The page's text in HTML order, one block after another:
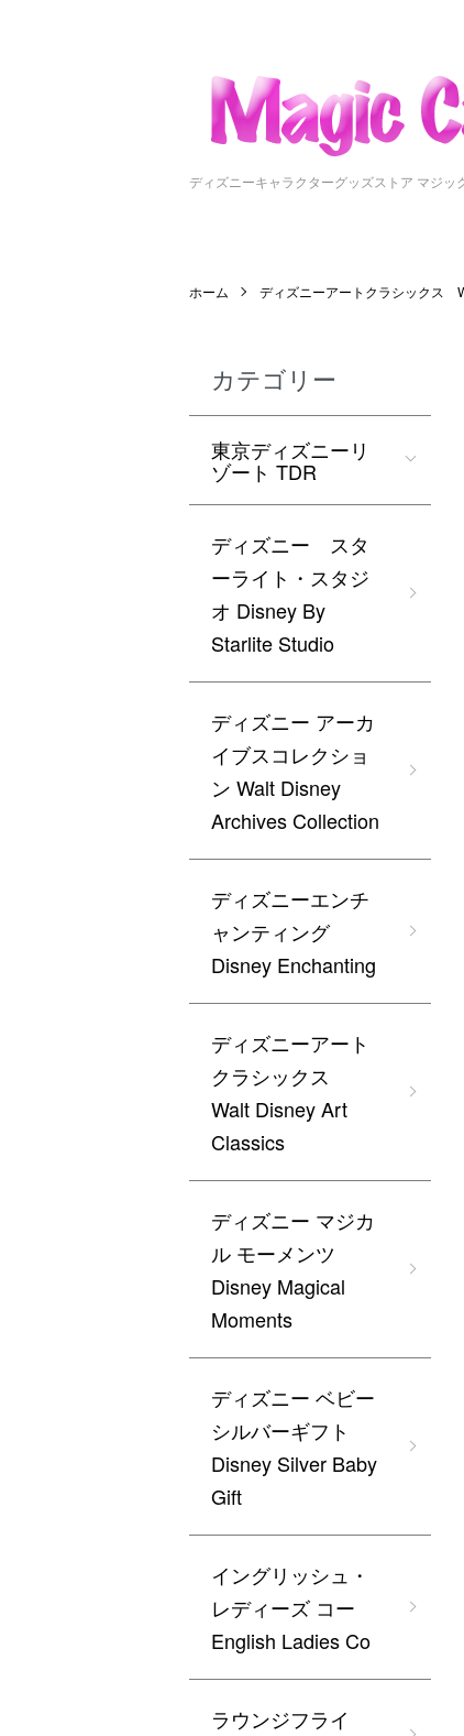
ディズニーキャラクターグッズストア マジッ
ホーム ディズニーアートクラシックス
カテゴリー
東京ディズニーリ
ゾート TDR
ディズニー スタ
ーライト・スタジ
オ Disney By
Starlite Studio
ディズニー アーカ
イブスコレクショ
ン Walt Disney
Archives Collection
ディズニーエンチ
ャンティング
Disney Enchanting
ディズニーアート
クラシックス
Walt Disney Art
Classics
ディズニー マジカ
ル モーメンツ
Disney Magical
Moments
ディズニー ベビー
シルバーギフト
Disney Silver Baby
Gift
イングリッシュ・
レディーズ コー
English Ladies Co
ラウンジフライ